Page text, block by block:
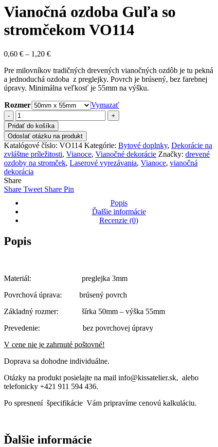
Vianočná ozdoba Guľa so
stromčekom VO114
0,60 € – 1,20 €Price
0,60 €
through
1,20 €
Pre milovníkov tradičných drevených vianočných ozdôb je tu pekná
a jednoduchá ozdoba z preglejky. Povrch je brúsený, bez farebnej
úpravy. Minimálna veľkosť je 55mm na výšku.
Rozmer
Vymazať
množstvo
Vianočná
ozdoba
Guľa
so
stromčekom
VO114
Pridať do košíka
Odoslať otázku na produkt
Katalógové číslo: VO114 Kategórie: Bytové doplnky, Dekorácie na
zvláštne príležitosti, Vianoce, Vianočné dekorácie Značky: drevené
ozdoby na stromček, Laserové vyrezávania, Vianoce, vianočná
dekorácia
Share
Share Tweet Share Pin
Popis
Ďalšie informácie
Recenzie (0)
Popis
Materiál: preglejka 3mm
Povrchová úprava: brúsený povrch
Základný rozmer: šírka 50mm – výška 55mm
Prevedenie: bez povrchovej úpravy
V cene nie je zahrnuté poštovné!
Doprava sa dohodne individuálne.
Otázky na produkt posielajte na mail info@kissatelier.sk, alebo
telefonicky +421 911 594 436.
Po spresnení špecifikácie Vám pripravíme cenovú kalkuláciu.
Ďalšie informácie